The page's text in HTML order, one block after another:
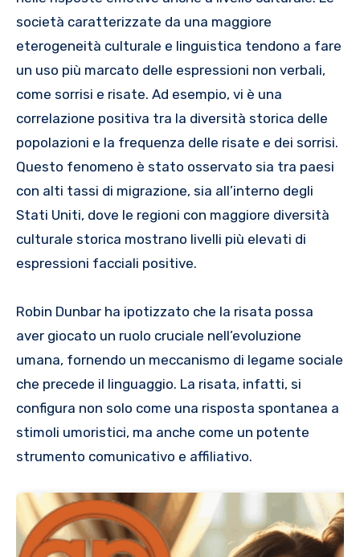
società caratterizzate da una maggiore
eterogeneità culturale e linguistica tendono a fare
un uso più marcato delle espressioni non verbali,
come sorrisi e risate. Ad esempio, vi è una
correlazione positiva tra la diversità storica delle
popolazioni e la frequenza delle risate e dei sorrisi.
Questo fenomeno è stato osservato sia tra paesi
con alti tassi di migrazione, sia all’interno degli
Stati Uniti, dove le regioni con maggiore diversità
culturale storica mostrano livelli più elevati di
espressioni facciali positive.
Robin Dunbar ha ipotizzato che la risata possa
aver giocato un ruolo cruciale nell’evoluzione
umana, fornendo un meccanismo di legame sociale
che precede il linguaggio. La risata, infatti, si
configura non solo come una risposta spontanea a
stimoli umoristici, ma anche come un potente
strumento comunicativo e affiliativo.